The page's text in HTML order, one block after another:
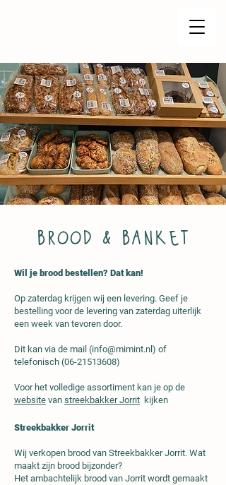
brood & banket
Wil je brood bestellen? Dat kan!
Op zaterdag krijgen wij een levering. Geef je
bestelling voor de levering van zaterdag uiterlijk
een week van tevoren door.
Dit kan via de mail (info@mimint.nl ) of
telefonisch (06-21513608)
Voor het volledige assortiment kan je op de
website van streekbakker Jorrit kijken
Streekbakker Jorrit
Wij verkopen brood van Streekbakker Jorrit. Wat
maakt zijn brood bijzonder?
Het ambachtelijk brood van Jorrit wordt gemaakt